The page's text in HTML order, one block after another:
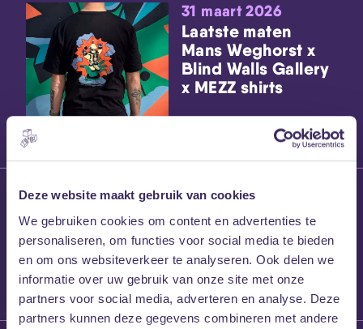
Deze website maakt gebruik van cookies
We gebruiken cookies om content en advertenties te
personaliseren, om functies voor social media te bieden
en om ons websiteverkeer te analyseren. Ook delen we
informatie over uw gebruik van onze site met onze
partners voor social media, adverteren en analyse. Deze
partners kunnen deze gegevens combineren met andere
31 maart 2026
Laatste maten
Mans Weghorst x
Blind Walls Gallery
x MEZZ shirts
27 maart 2026
Willem’s Blog:
Frans Kalf